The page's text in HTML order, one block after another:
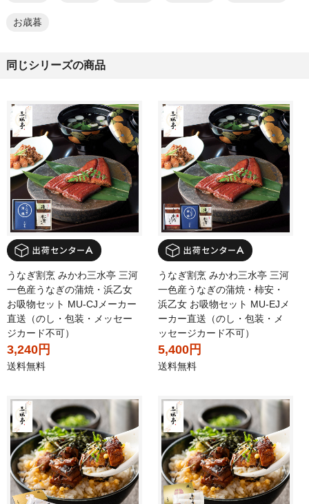
お歳暮
同じシリーズの商品
うなぎ割烹 みかわ三水亭 三河
一色産うなぎの蒲焼・浜乙女
お吸物セット MU-CJメーカー
直送（のし・包装・メッセー
ジカード不可）
3,240円
送料無料
うなぎ割烹 みかわ三水亭 三河
一色産うなぎの蒲焼・柿安・
浜乙女 お吸物セット MU-EJメ
ーカー直送（のし・包装・メ
ッセージカード不可）
5,400円
送料無料